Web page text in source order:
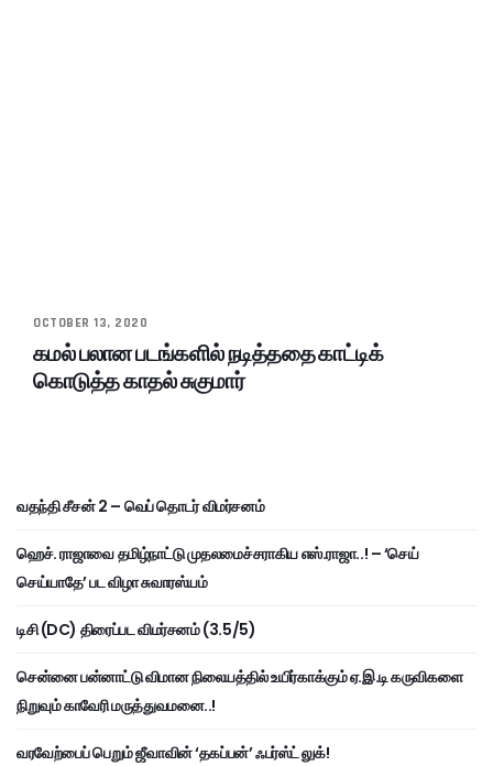
OCTOBER 13, 2020
கமல் பலான படங்களில் நடித்ததை காட்டிக்
கொடுத்த காதல் சுகுமார்
வதந்தி சீசன் 2 – வெப் தொடர் விமர்சனம்
ஹெச். ராஜாவை தமிழ்நாட்டு முதலமைச்சராகிய எஸ்.ராஜா..! – ‘செய்
செய்யாதே’ பட விழா சுவாரஸ்யம்
டிசி (DC) திரைப்பட விமர்சனம் (3.5/5)
சென்னை பன்னாட்டு விமான நிலையத்தில் உயிர்காக்கும் ஏ.இ.டி கருவிகளை
நிறுவும் காவேரி மருத்துவமனை..!
வரவேற்பைப் பெறும் ஜீவாவின் ‘தகப்பன்’ ஃபர்ஸ்ட் லுக்!